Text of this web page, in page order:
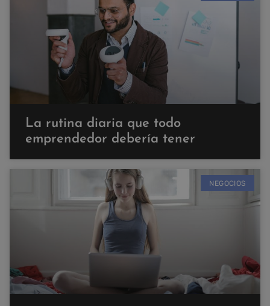
La rutina diaria que todo
emprendedor debería tener
NEGOCIOS